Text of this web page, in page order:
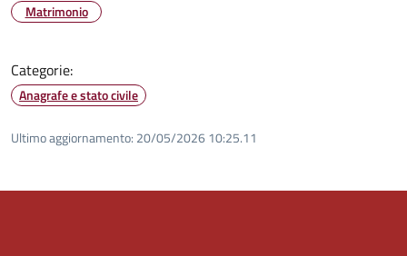
Matrimonio
Categorie:
Anagrafe e stato civile
Ultimo aggiornamento: 20/05/2026 10:25.11